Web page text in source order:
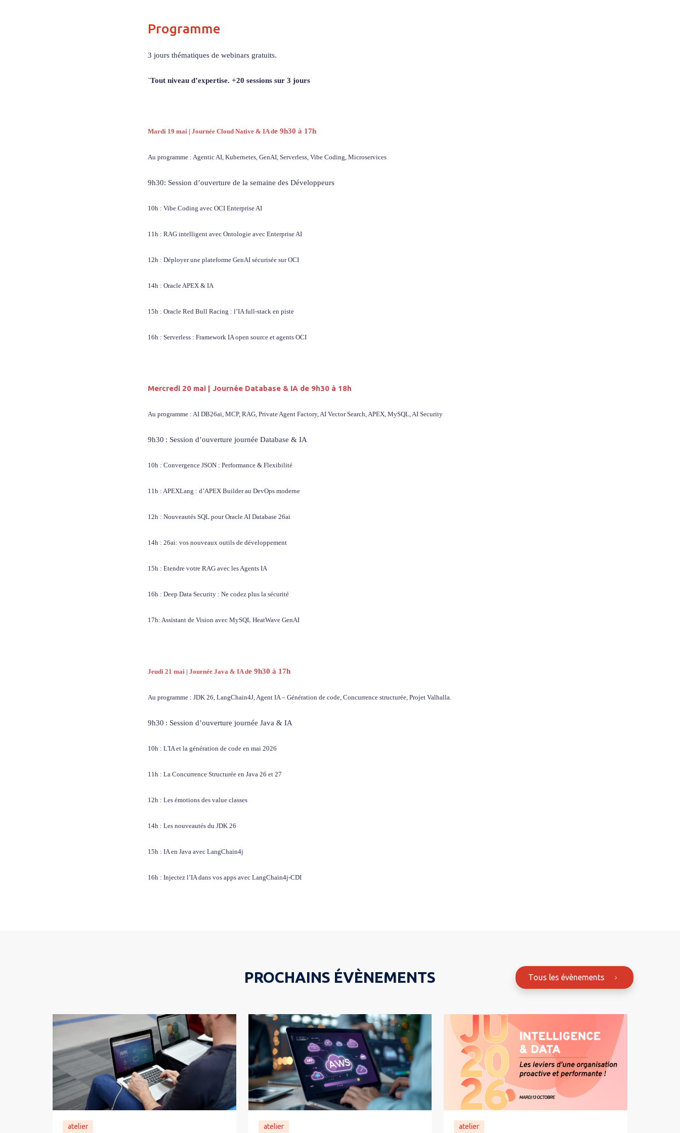
Programme
3 jours thématiques de webinars gratuits.
`Tout niveau d’expertise. +20 sessions sur 3 jours
Mardi 19 mai | Journée Cloud Native & IA de 9h30 à 17h
Au programme : Agentic AI, Kubernetes, GenAI, Serverless, Vibe Coding, Microservices
9h30: Session d’ouverture de la semaine des Développeurs
10h : Vibe Coding avec OCI Enterprise AI
11h : RAG intelligent avec Ontologie avec Enterprise AI
12h : Déployer une plateforme GenAI sécurisée sur OCI
14h : Oracle APEX & IA
15h : Oracle Red Bull Racing : l’IA full-stack en piste
16h : Serverless : Framework IA open source et agents OCI
Mercredi 20 mai | Journée Database & IA de 9h30 à 18h
Au programme : AI DB26ai, MCP, RAG, Private Agent Factory, AI Vector Search, APEX, MySQL, AI Security
9h30 : Session d’ouverture journée Database & IA
10h : Convergence JSON : Performance & Flexibilité
11h : APEXLang : d’APEX Builder au DevOps moderne
12h : Nouveautés SQL pour Oracle AI Database 26ai
14h : 26ai: vos nouveaux outils de développement
15h : Etendre votre RAG avec les Agents IA
16h : Deep Data Security : Ne codez plus la sécurité
17h: Assistant de Vision avec MySQL HeatWave GenAI
Jeudi 21 mai | Journée Java & IA de 9h30 à 17h
Au programme : JDK 26, LangChain4J, Agent IA – Génération de code, Concurrence structurée, Projet Valhalla.
9h30 : Session d’ouverture journée Java & IA
10h : L'IA et la génération de code en mai 2026
11h : La Concurrence Structurée en Java 26 et 27
12h : Les émotions des value classes
14h : Les nouveautés du JDK 26
15h : IA en Java avec LangChain4j
16h : Injectez l’IA dans vos apps avec LangChain4j-CDI
PROCHAINS ÉVÈNEMENTS Tous les évènements
atelier atelier atelier